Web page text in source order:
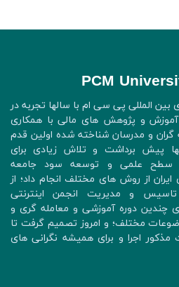
بین المللی پی سی ام با سالها تجربه در
آموزش و پژوهش های مالی با همکاری
گران و مدرسان شناخته شده اولین قدم
پیش برداشت و تلاش زیادی برای
سطح علمی و توسعه سود جامعه
ایران از روش های مختلف انجام داد؛ از
و مدیریت انجمن اینترنتی
چندین دوره آموزشی و معامله گری و
مختلف؛ و امروز تصمیم گرفت تا
اجرا و برای همیشه نگرانی های